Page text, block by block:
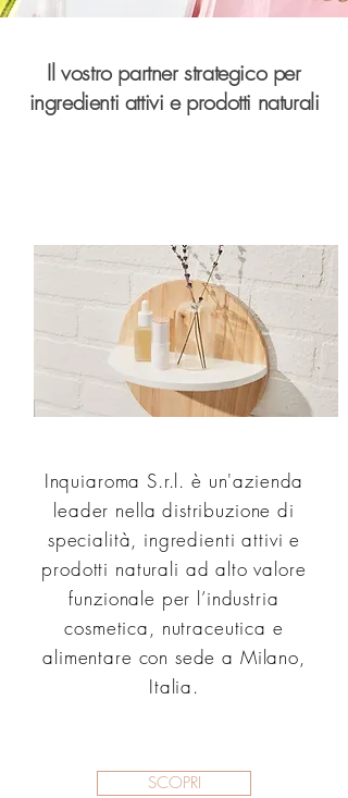
Il vostro partner strategico per
ingredienti attivi e prodotti naturali
Inquiaroma S.r.l. è un'azienda
leader nella distribuzione di
specialità, ingredienti attivi e
prodotti naturali ad alto valore
funzionale per l’industria
cosmetica, nutraceutica e
alimentare con sede a Milano,
Italia.
SCOPRI